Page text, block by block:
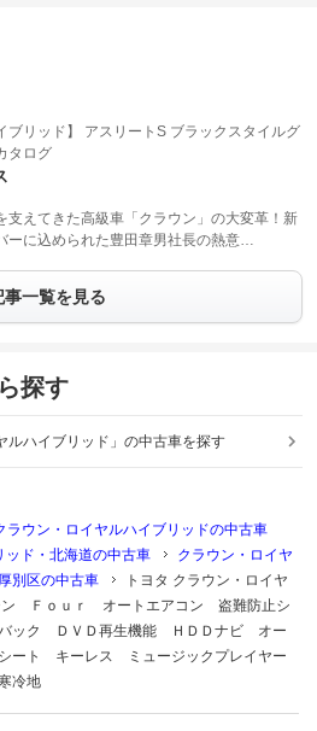
ブリッド】 アスリートS ブラックスタイルグ
タログ
支えてきた高級車「クラウン」の大変革！新
ーに込められた豊田章男社長の熱意…
事一覧を見る
探す
ルハイブリッド」の中古車を探す
ラウン・ロイヤルハイブリッドの中古車
ッド・北海道の中古車
クラウン・ロイヤ
別区の中古車
トヨタ クラウン・ロイヤ
ン Ｆｏｕｒ オートエアコン 盗難防止シ
ック ＤＶＤ再生機能 ＨＤＤナビ オー
ート キーレス ミュージックプレイヤー
冷地